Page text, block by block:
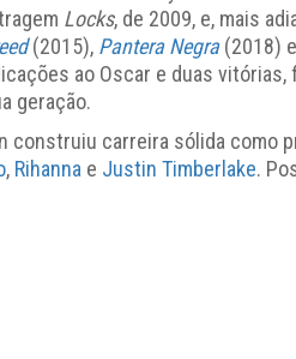
Locks, de 2009, e, mais
(2015), Pantera Negra(2018) e
ao Oscar e duas vitórias,
geração.
construiu carreira sólida como
, Rihanna e Justin Timberlake.